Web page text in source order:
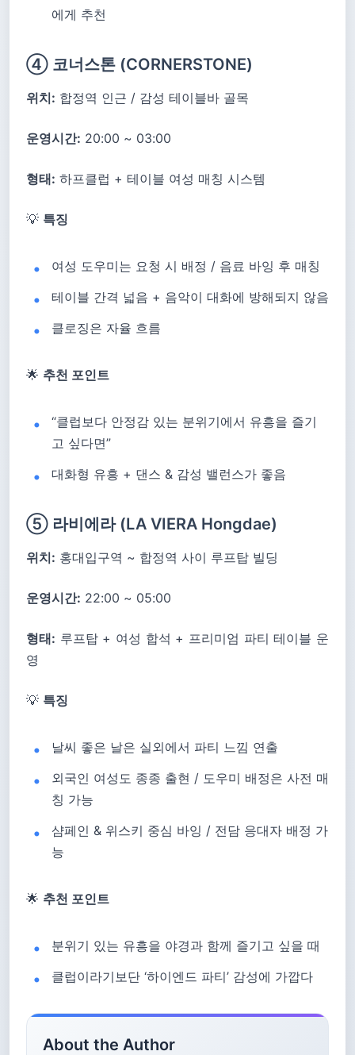
에게 추천
④ 코너스톤 (CORNERSTONE)
위치: 합정역 인근 / 감성 테이블바 골목
운영시간: 20:00 ~ 03:00
형태: 하프클럽 + 테이블 여성 매칭 시스템
💡 특징
여성 도우미는 요청 시 배정 / 음료 바잉 후 매칭
테이블 간격 넓음 + 음악이 대화에 방해되지 않음
클로징은 자율 흐름
🌟 추천 포인트
“클럽보다 안정감 있는 분위기에서 유흥을 즐기
고 싶다면”
대화형 유흥 + 댄스 & 감성 밸런스가 좋음
⑤ 라비에라 (LA VIERA Hongdae)
위치: 홍대입구역 ~ 합정역 사이 루프탑 빌딩
운영시간: 22:00 ~ 05:00
형태: 루프탑 + 여성 합석 + 프리미엄 파티 테이블 운
영
💡 특징
날씨 좋은 날은 실외에서 파티 느낌 연출
외국인 여성도 종종 출현 / 도우미 배정은 사전 매
칭 가능
샴페인 & 위스키 중심 바잉 / 전담 응대자 배정 가
능
🌟 추천 포인트
분위기 있는 유흥을 야경과 함께 즐기고 싶을 때
클럽이라기보단 ‘하이엔드 파티’ 감성에 가깝다
About the Author